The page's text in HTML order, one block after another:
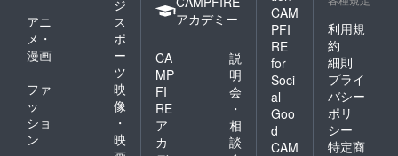
ジ
アニ
メ・
漫画
ス
ポ
ー
ツ
ファ
ッ
ショ
ン
映
像
・
映
アカデミー
CA
MP
FI
RE
ア
カ
説
明
会
・
相
談
CAM
PFI
RE
for
Soci
al
Goo
d
CAM
利用規
約
細則
プライ
バシー
ポリ
シー
特定商